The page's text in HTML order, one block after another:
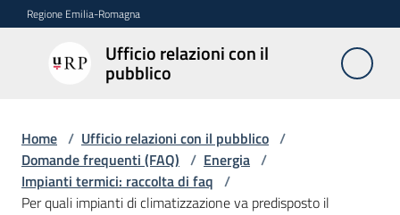
Vai al contenuto
Vai alla navigazione
Vai al footer
Regione Emilia-Romagna
Ufficio relazioni con il
pubblico
Ufficio
relazioni
pubblico
Novità
Home / Ufficio relazioni con il pubblico /
Domande frequenti (FAQ) / Energia /
Impianti termici: raccolta di faq /
Per quali impianti di climatizzazione va predisposto il